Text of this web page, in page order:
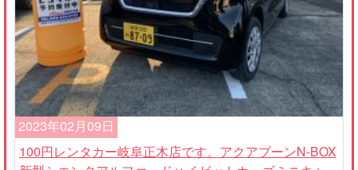
2023年02月09日
100円レンタカー岐阜正木店です。アクアブーンN-BOX